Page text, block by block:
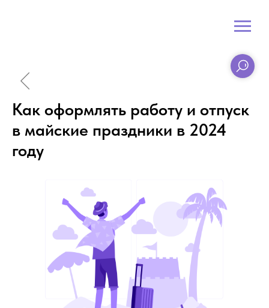
Как оформлять работу и отпуск
в майские праздники в 2024
году